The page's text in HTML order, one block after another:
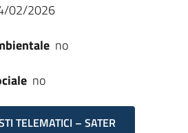
02/2026
no
no
TELEMATICI – SATER